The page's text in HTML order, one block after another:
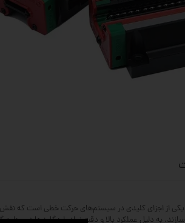
به دلیل عملکرد بالا و دقت زیاد، لینرگایدها در